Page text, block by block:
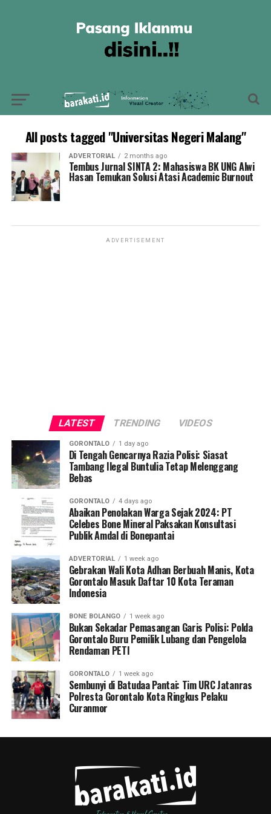
All posts tagged "Universitas Negeri Malang"
ADVERTORIAL 2 months ago
Tembus Jurnal SINTA 2: Mahasiswa BK UNG Alwi
Hasan Temukan Solusi Atasi Academic Burnout
ADVERTISEMENT
LATEST TRENDING VIDEOS
GORONTALO 1 day ago
Di Tengah Gencarnya Razia Polisi: Siasat
Tambang Ilegal Buntulia Tetap Melenggang
Bebas
GORONTALO 4 days ago
Abaikan Penolakan Warga Sejak 2024: PT
Celebes Bone Mineral Paksakan Konsultasi
Publik Amdal di Bonepantai
ADVERTORIAL 1 week ago
Gebrakan Wali Kota Adhan Berbuah Manis, Kota
Gorontalo Masuk Daftar 10 Kota Teraman
Indonesia
BONE BOLANGO 1 week ago
Bukan Sekadar Pemasangan Garis Polisi: Polda
Gorontalo Buru Pemilik Lubang dan Pengelola
Rendaman PETI
GORONTALO 1 week ago
Sembunyi di Batudaa Pantai: Tim URC Jatanras
Polresta Gorontalo Kota Ringkus Pelaku
Curanmor